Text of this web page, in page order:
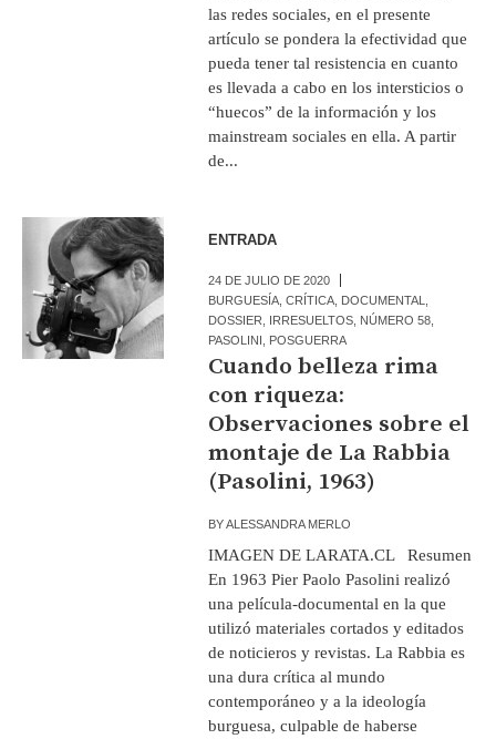
las redes sociales, en el presente
artículo se pondera la efectividad que
pueda tener tal resistencia en cuanto
es llevada a cabo en los intersticios o
“huecos” de la información y los
mainstream sociales en ella. A partir
de...
ENTRADA
24 DE JULIO DE 2020
BURGUESÍA ,CRÍTICA DOCUMENTAL
DOSSIER
IRRESUELTOS NÚMERO 58
PASOLINI
POSGUERRA
Cuando belleza rima
con riqueza:
Observaciones sobre el
montaje de La Rabbia
(Pasolini, 1963)
BYALESSANDRA MERLO
IMAGEN DE LARATA.CL Resumen
En 1963 Pier Paolo Pasolini realizó
una película-documental en la que
utilizó materiales cortados y editados
de noticieros y revistas. La Rabbia es
una dura crítica al mundo
contemporáneo y a la ideología
burguesa, culpable de haberse